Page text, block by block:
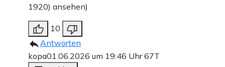
1920) ansehen)
10
Antworten
kopa01.06.2026 um 19:46 Uhr67T